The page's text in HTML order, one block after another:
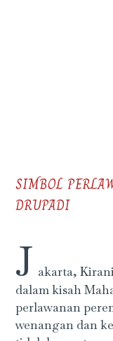
SIMBOL
DRUPADI
J akarta,
dalam kisah
perlawanan
wenangan dan